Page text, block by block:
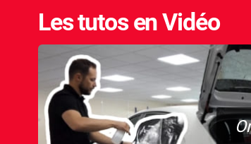
Les tutos en Vidéo